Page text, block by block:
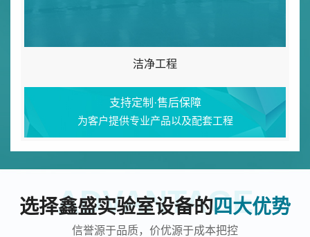
洁净工程
支持定制·售后保障
为客户提供专业产品以及配套工程
ADVANTAGE
选择鑫盛实验室设备的四大优势
信誉源于品质，价优源于成本把控